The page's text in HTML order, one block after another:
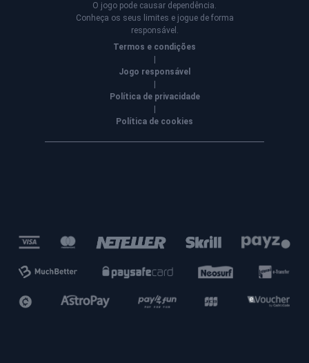
O jogo pode causar dependência.
Conheça os seus limites e jogue de forma
responsável.
Termos e condições
Jogo responsável
Política de privacidade
Política de cookies